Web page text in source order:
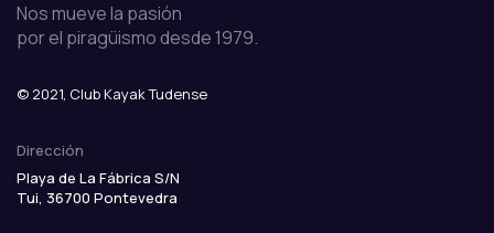
Nos mueve la pasión
por el piragüismo desde 1979.
© 2021, Club Kayak Tudense
Dirección
Playa de La Fábrica S/N
Tui, 36700 Pontevedra